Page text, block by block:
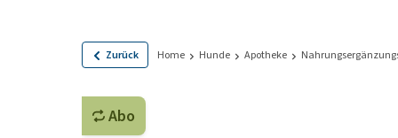
Leckerlis
Zurück Home Hunde Apotheke
Abo